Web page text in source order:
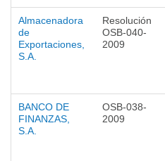
Almacenadora
de
Exportaciones,
S.A.
Resolución
OSB-040-
2009
BANCO DE
FINANZAS,
S.A.
OSB-038-
2009